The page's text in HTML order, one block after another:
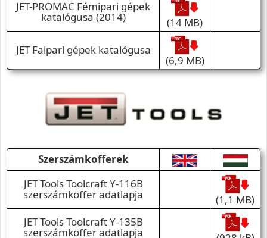
JET-PROMAC Fémipari gépek
katalógusa (2014) (14 MB)
JET Faipari gépek katalógusa
(6,9 MB)
Szerszámkofferek
JET Tools Toolcraft Y-116B
szerszámkoffer adatlapja
(1,1 MB)
JET Tools Toolcraft Y-135B
szerszámkoffer adatlapja